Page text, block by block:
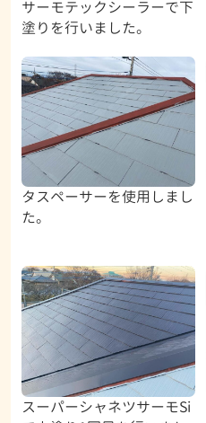
サーモテックシーラーで下
塗りを行いました。
タスペーサーを使用しまし
た。
スーパーシャネツサーモSi